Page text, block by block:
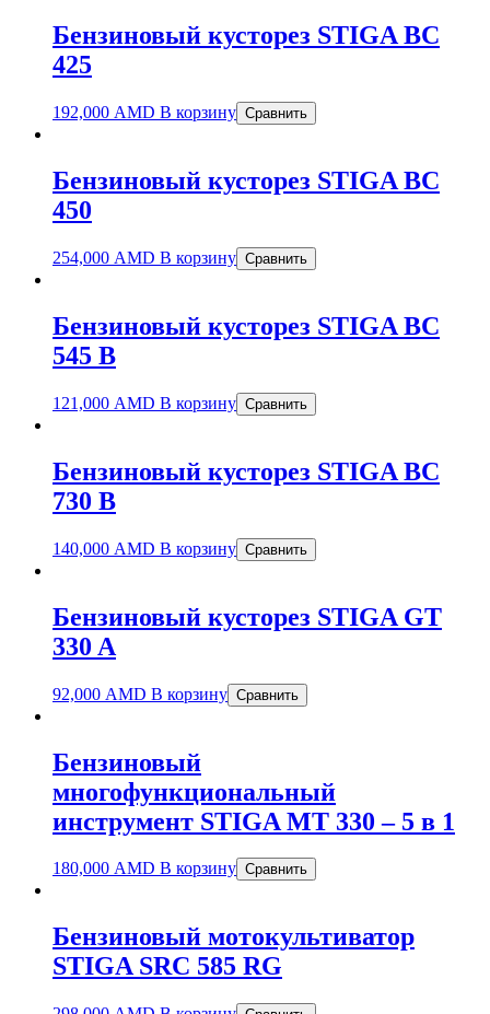
Бензиновый кусторез STIGA BC
425
192,000 AMD В корзину Сравнить
Бензиновый кусторез STIGA BC
450
254,000 AMD В корзину Сравнить
Бензиновый кусторез STIGA BC
545 B
121,000 AMD В корзину Сравнить
Бензиновый кусторез STIGA BC
730 B
140,000 AMD В корзину Сравнить
Бензиновый кусторез STIGA GT
330 A
92,000 AMD В корзину Сравнить
Бензиновый
многофункциональный
инструмент STIGA MT 330 – 5 в 1
180,000 AMD В корзину Сравнить
Бензиновый мотокультиватор
STIGA SRC 585 RG